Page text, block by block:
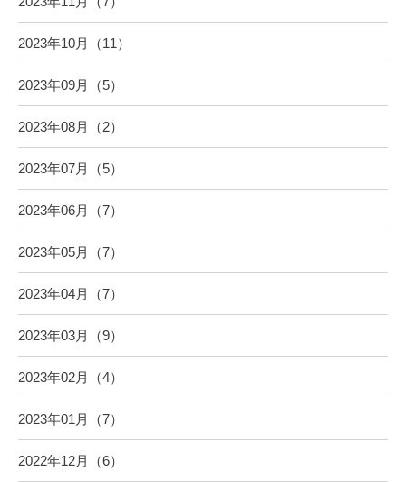
2023年10月（11）
2023年09月（5）
2023年08月（2）
2023年07月（5）
2023年06月（7）
2023年05月（7）
2023年04月（7）
2023年03月（9）
2023年02月（4）
2023年01月（7）
2022年12月（6）